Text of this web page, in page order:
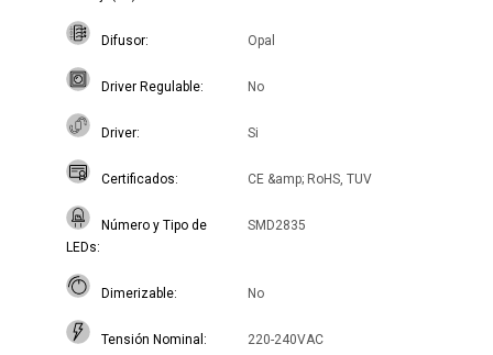
Difusor Opal
Driver Regulable No
Driver Si
Certificados CE &amp; RoHS, TUV
Número y Tipo de
LEDs
SMD2835
Dimerizable No
Tensión Nominal 220-240VAC